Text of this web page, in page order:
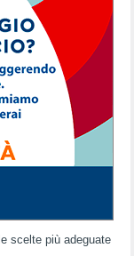
scelte più adeguate